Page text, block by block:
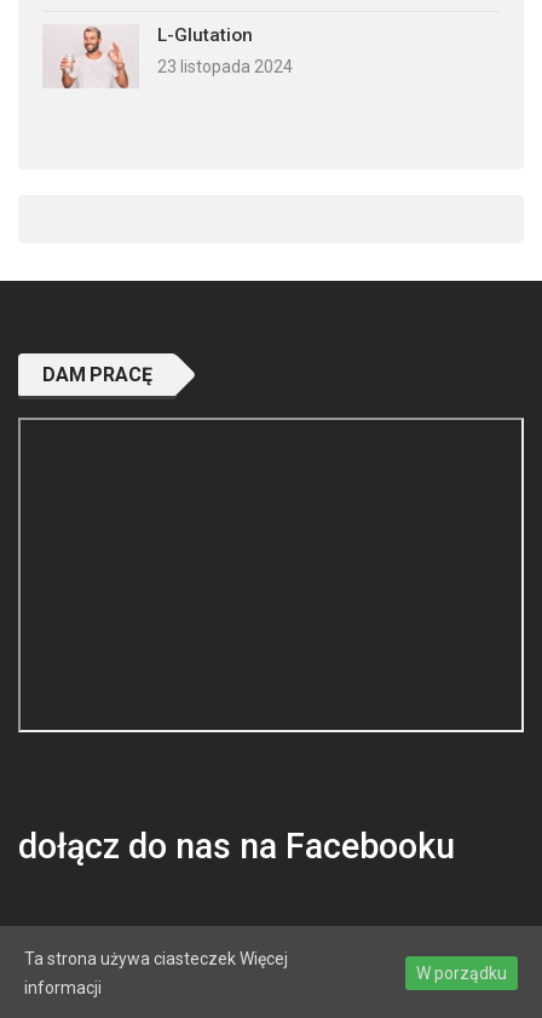
L-Glutation
23 listopada 2024
DAM PRACĘ
dołącz do nas na Facebooku
Ta strona używa ciasteczekWięcej
informacji
W porządku